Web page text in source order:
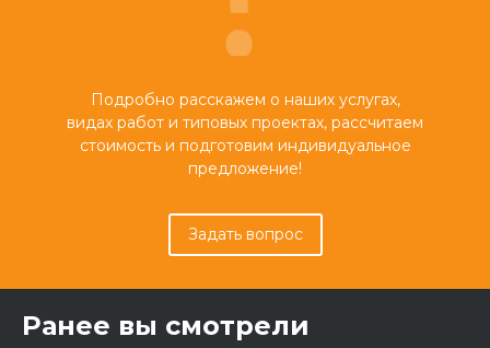
Подробно расскажем о наших услугах,
видах работ и типовых проектах, рассчитаем
стоимость и подготовим индивидуальное
предложение!
Задать вопрос
Ранее вы смотрели